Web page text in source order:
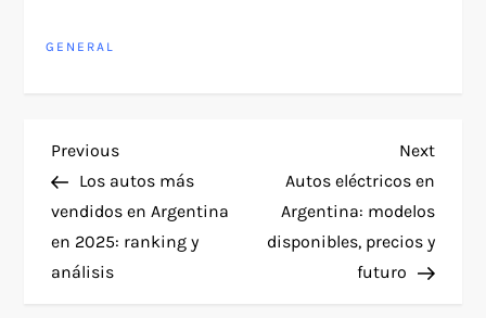
GENERAL
N
a
v
Previous
Post
Previous
Los autos más
vendidos en Argentina
en 2025: ranking y
análisis
Next
Post
Next
Autos eléctricos en
Argentina: modelos
disponibles, precios y
futuro